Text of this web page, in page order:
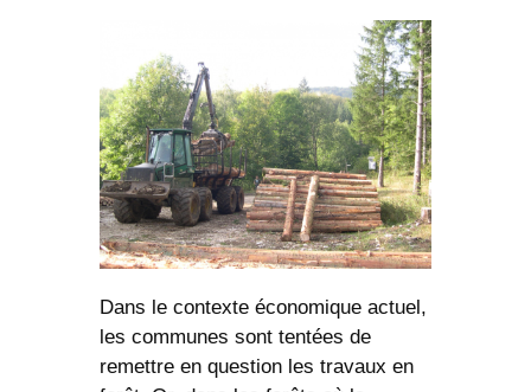
Dans le contexte économique actuel,
les communes sont tentées de
remettre en question les travaux en